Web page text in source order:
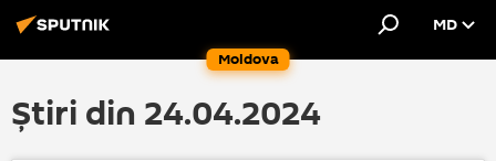
Moldova
MD
Știri din 24.04.2024